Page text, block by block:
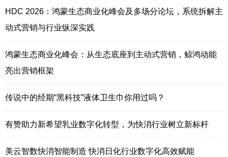
HDC 2026：鸿蒙生态商业化峰会及多场分论坛，系统拆解主
动式营销与行业纵深实践
鸿蒙生态商业化峰会：从生态底座到主动式营销，鲸鸿动能
亮出营销框架
传说中的经期“黑科技”液体卫生巾你用过吗？
有赞助力新希望乳业数字化转型，为快消行业树立新标杆
美云智数快消智能制造 快消日化行业数字化高效赋能